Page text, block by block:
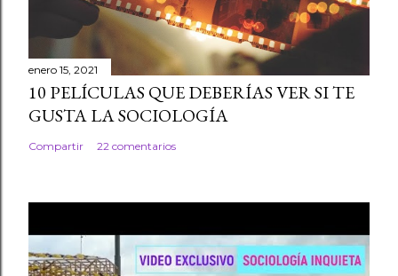
enero 15, 2021
10 PELÍCULAS QUE DEBERÍAS VER SI TE
GUSTA LA SOCIOLOGÍA
Compartir 22 comentarios